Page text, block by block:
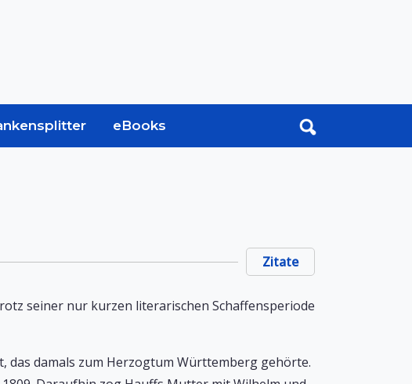
eBooks
Zitate
seiner nur kurzen literarischen Schaffensperiode
das damals zum Herzogtum Württemberg gehörte.